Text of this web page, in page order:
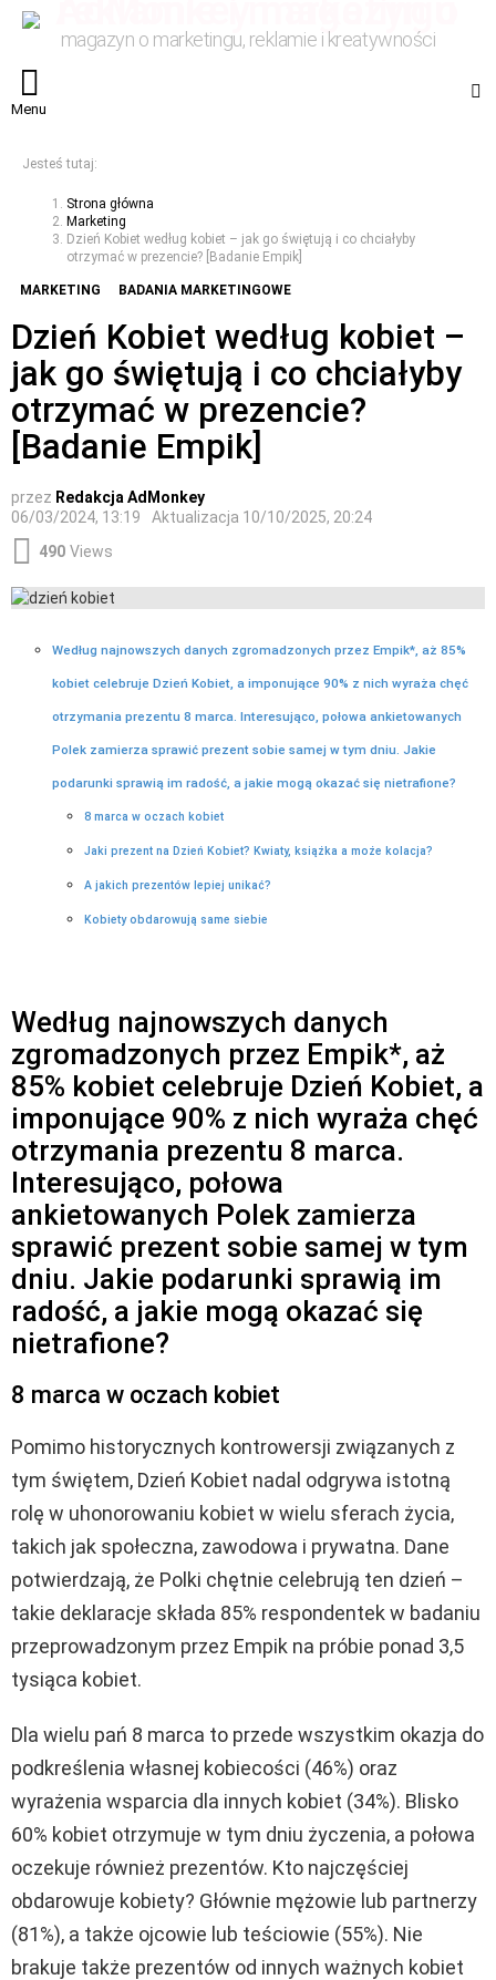
magazyn o marketingu, reklamie i kreatywności
Menu
Jesteś tutaj:
Strona główna
Marketing
Dzień Kobiet według kobiet – jak go świętują i co chciałyby
otrzymać w prezencie? [Badanie Empik]
MARKETING BADANIA MARKETINGOWE
Dzień Kobiet według kobiet –
jak go świętują i co chciałyby
otrzymać w prezencie?
[Badanie Empik]
przez Redakcja AdMonkey
06/03/2024, 13:19
Aktualizacja 10/10/2025, 20:24
490 Views
Według najnowszych danych zgromadzonych przez Empik*, aż 85%
kobiet celebruje Dzień Kobiet, a imponujące 90% z nich wyraża chęć
otrzymania prezentu 8 marca. Interesująco, połowa ankietowanych
Polek zamierza sprawić prezent sobie samej w tym dniu. Jakie
podarunki sprawią im radość, a jakie mogą okazać się nietrafione?
8 marca w oczach kobiet
Jaki prezent na Dzień Kobiet? Kwiaty, książka a może kolacja?
A jakich prezentów lepiej unikać?
Kobiety obdarowują same siebie
Według najnowszych danych
zgromadzonych przez Empik*, aż
85% kobiet celebruje Dzień Kobiet, a
imponujące 90% z nich wyraża chęć
otrzymania prezentu 8 marca.
Interesująco, połowa
ankietowanych Polek zamierza
sprawić prezent sobie samej w tym
dniu. Jakie podarunki sprawią im
radość, a jakie mogą okazać się
nietrafione?
8 marca w oczach kobiet
Pomimo historycznych kontrowersji związanych z
tym świętem, Dzień Kobiet nadal odgrywa istotną
rolę w uhonorowaniu kobiet w wielu sferach życia,
takich jak społeczna, zawodowa i prywatna. Dane
potwierdzają, że Polki chętnie celebrują ten dzień –
takie deklaracje składa 85% respondentek w badaniu
przeprowadzonym przez Empik na próbie ponad 3,5
tysiąca kobiet.
Dla wielu pań 8 marca to przede wszystkim okazja do
podkreślenia własnej kobiecości (46%) oraz
wyrażenia wsparcia dla innych kobiet (34%). Blisko
60% kobiet otrzymuje w tym dniu życzenia, a połowa
oczekuje również prezentów. Kto najczęściej
obdarowuje kobiety? Głównie mężowie lub partnerzy
(81%), a także ojcowie lub teściowie (55%). Nie
brakuje także prezentów od innych ważnych kobiet